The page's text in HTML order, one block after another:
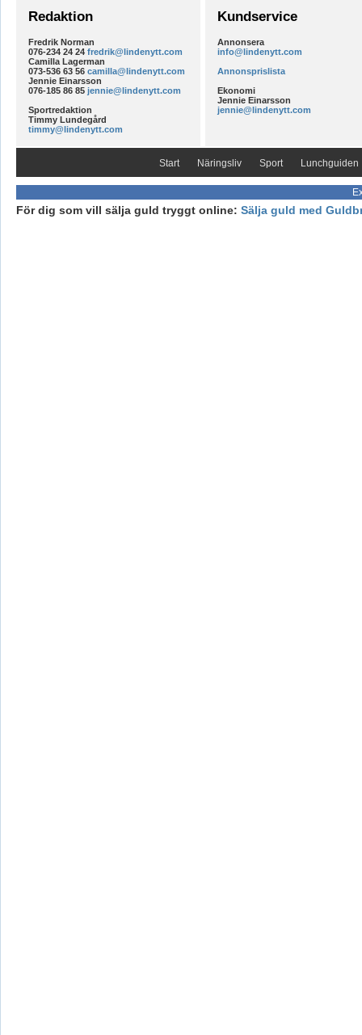
Redaktion
Fredrik Norman
076-234 24 24 fredrik@lindenytt.com
Camilla Lagerman
073-536 63 56 camilla@lindenytt.com
Jennie Einarsson
076-185 86 85 jennie@lindenytt.com
Sportredaktion
Timmy Lundegård
timmy@lindenytt.com
Kundservice
Annonsera
info@lindenytt.com
Annonsprislista
Ekonomi
Jennie Einarsson
jennie@lindenytt.com
Start Näringsliv Sport Lunchguiden
För dig som vill sälja guld tryggt online: Sälja guld med